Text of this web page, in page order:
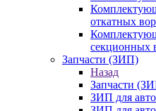
откатных
секционных
Запчасти (ЗИП)
Назад
Запчасти
ЗИП для